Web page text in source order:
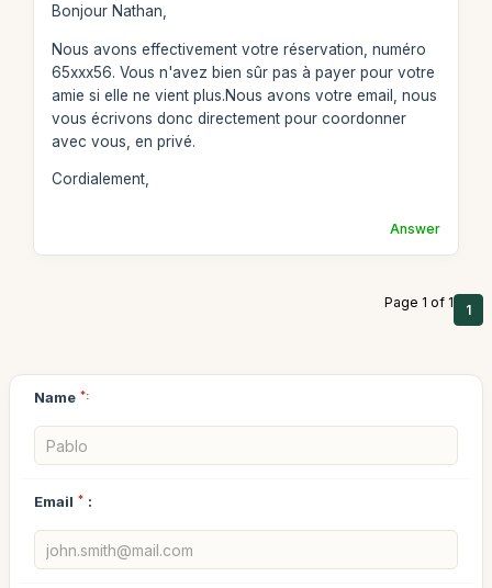
Bonjour Nathan,
Nous avons effectivement votre réservation, numéro
65xxx56. Vous n'avez bien sûr pas à payer pour votre
amie si elle ne vient plus.Nous avons votre email, nous
vous écrivons donc directement pour coordonner
avec vous, en privé.
Cordialement,
Answer
Page 1 of 1 1
Name *:
Email * :